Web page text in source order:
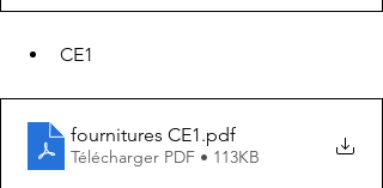
CE1
fournitures CE1.pdf
Télécharger PDF • 113KB